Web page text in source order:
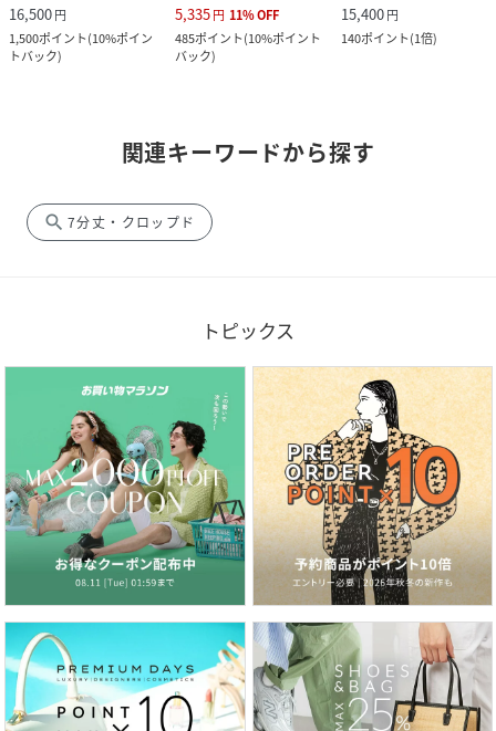
16,500円
1,500ポイント(10%ポイン
トバック)
5,335円 11%OFF
485ポイント(10%ポイント
バック)
15,400円
140ポイント(1倍)
関連キーワードから探す
search 7分丈・クロップド
トピックス